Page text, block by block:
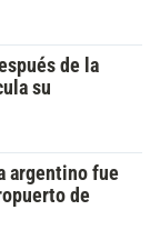
de la
su
argentino fue
de